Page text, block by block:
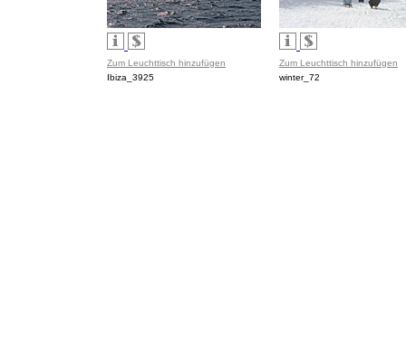
Zum Leuchttisch hinzufügen
Ibiza_3925
Zum Leuchttisch hinzufügen
winter_72